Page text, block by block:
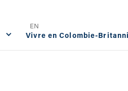
Vivre en Colombie-
EN